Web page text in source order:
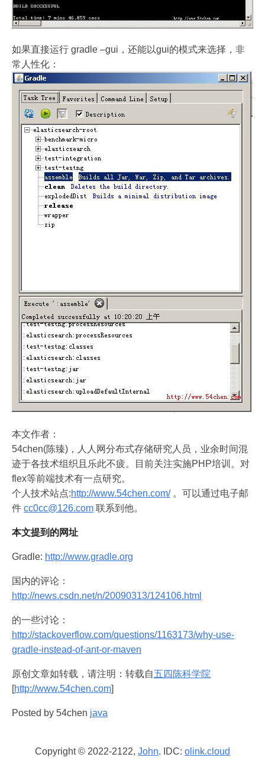
如果直接运行 gradle –gui，还能以gui的模式来选择，非
常人性化：
本文作者：
54chen(陈臻)，人人网分布式存储研究人员，业余时间混
迹于各技术组织且乐此不疲。目前关注实施PHP培训。对
flex等前端技术有一点研究。
个人技术站点:http://www.54chen.com/。可以通过电子邮
件 cc0cc@126.com 联系到他。
本文提到的网址
Gradle: http://www.gradle.org
国内的评论：
http://news.csdn.net/n/20090313/124106.html
的一些讨论：
http://stackoverflow.com/questions/1163173/why-use-
gradle-instead-of-ant-or-maven
原创文章如转载，请注明：转载自五四陈科学院
[http://www.54chen.com]
Posted by 54chen java
Copyright © 2022-2122, John. IDC: olink.cloud